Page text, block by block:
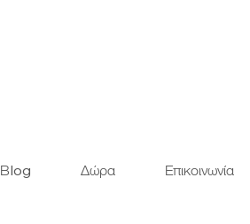
Βlog Δώρα Επικοινωνία